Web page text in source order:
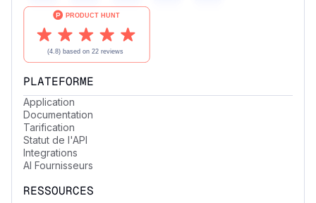
PLATEFORME
Application
Documentation
Tarification
Statut de l'API
Integrations
AI Fournisseurs
RESSOURCES